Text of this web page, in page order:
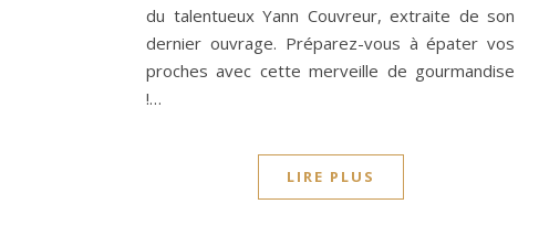
du talentueux Yann Couvreur, extraite de son
dernier ouvrage. Préparez-vous à épater vos
proches avec cette merveille de gourmandise
!…
LIRE PLUS